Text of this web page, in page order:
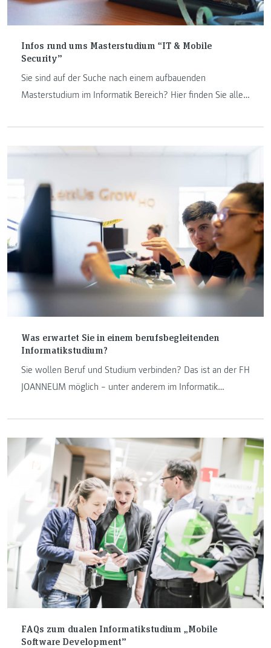
Infos rund ums Masterstudium “IT & Mobile
Security”
Sie sind auf der Suche nach einem aufbauenden
Masterstudium im Informatik Bereich? Hier finden Sie alle
Was erwartet Sie in einem berufsbegleitenden
Informatikstudium?
Sie wollen Beruf und Studium verbinden? Das ist an der FH
JOANNEUM möglich – unter anderem im Informatik
Studiengängen in Kapfenberg.
FAQs zum dualen Informatikstudium „Mobile
Software Development”